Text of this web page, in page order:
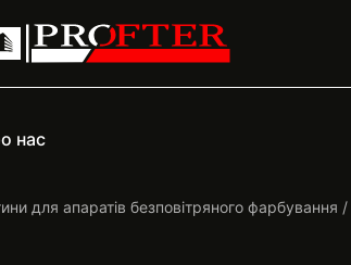
нас
для апаратів безповітряного фарбування